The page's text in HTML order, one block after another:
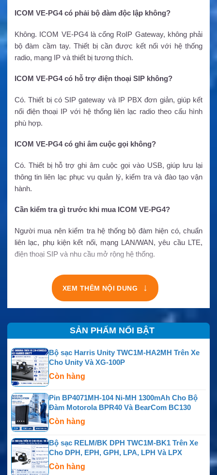
ICOM VE-PG4 có phải bộ đàm độc lập không?
Không. ICOM VE-PG4 là cổng RoIP Gateway, không phải
bộ đàm cầm tay. Thiết bị cần được kết nối với hệ thống
radio, mạng IP và thiết bị tương thích.
ICOM VE-PG4 có hỗ trợ điện thoại SIP không?
Có. Thiết bị có SIP gateway và IP PBX đơn giản, giúp kết
nối điện thoại IP với hệ thống liên lạc radio theo cấu hình
phù hợp.
ICOM VE-PG4 có ghi âm cuộc gọi không?
Có. Thiết bị hỗ trợ ghi âm cuộc gọi vào USB, giúp lưu lại
thông tin liên lạc phục vụ quản lý, kiểm tra và đào tạo vận
hành.
Cần kiểm tra gì trước khi mua ICOM VE-PG4?
Người mua nên kiểm tra hệ thống bộ đàm hiện có, chuẩn
liên lạc, phụ kiện kết nối, mạng LAN/WAN, yêu cầu LTE,
điện thoại SIP và nhu cầu mở rộng hệ thống.
XEM THÊM NỘI DUNG ↓
SẢN PHẨM NỔI BẬT
Bộ sạc Harris Unity TWC1M-HA2MH Trên Xe
Cho Unity Và XG-100P
Còn hàng
Pin BP4071MH-104 Ni-MH 1300mAh Cho Bộ
Đàm Motorola BPR40 Và BearCom BC130
Còn hàng
Bộ sạc RELM/BK DPH TWC1M-BK1 Trên Xe
Cho DPH, EPH, GPH, LPA, LPH Và LPX
Còn hàng